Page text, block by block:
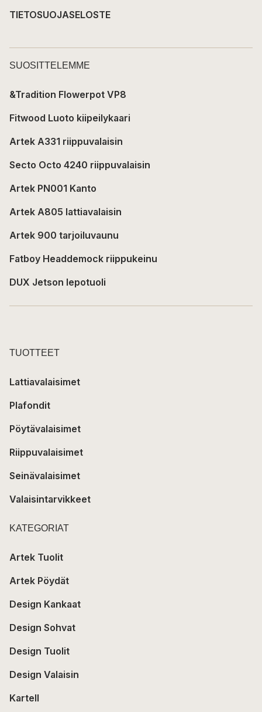
TIETOSUOJASELOSTE
SUOSITTELEMME
&Tradition Flowerpot VP8
Fitwood Luoto kiipeilykaari
Artek A331 riippuvalaisin
Secto Octo 4240 riippuvalaisin
Artek PN001 Kanto
Artek A805 lattiavalaisin
Artek 900 tarjoiluvaunu
Fatboy Headdemock riippukeinu
DUX Jetson lepotuoli
TUOTTEET
Lattiavalaisimet
Plafondit
Pöytävalaisimet
Riippuvalaisimet
Seinävalaisimet
Valaisintarvikkeet
KATEGORIAT
Artek Tuolit
Artek Pöydät
Design Kankaat
Design Sohvat
Design Tuolit
Design Valaisin
Kartell